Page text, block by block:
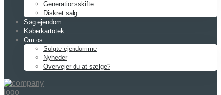
Generationsskifte
Diskret salg
Søg ejendom
Køberkartotek
Om os
Solgte ejendomme
Nyheder
Overvejer du at sælge?